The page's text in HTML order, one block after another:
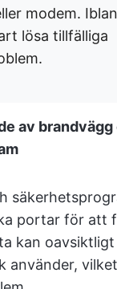
modem.
lösa tillfälliga
av brandvägg
portar för att
kan
använder,